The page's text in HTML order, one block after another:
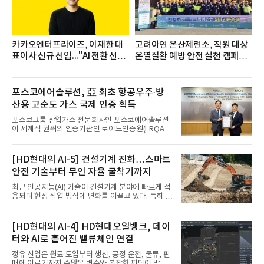
카카오엔터프라이즈, 이재한 대
표이사 신규 선임..."AI 전환 선
고려아연 온산제련소, 직원 대상
온열질환 예방 안전 실천 캠페인
포스코에어솔루션, 亞 최초 항공우주·방
산용 고순도 가스 국제 인증 획득
포스코그룹 산업가스 전문회사인 포스코에어솔루션
이 세계적 권위의 인증기관인 로이드인증원(LRQA)
순도 희귀가스 제조 분야 국제공인 인증인 ‘항공우주·
방산 품질경영시스템(AS9100D)’을 획득했다.포스코
에어솔루션은 6일 서울 포스코센터에서 김대연 포스
코에어솔루션 대표, 이일형 로이드인증원(LRQA) 한
국지사 대표 등이 참석한 가운데 ‘항공우주·방산 품질
경영시스템(AS9100D)’ 인증수여식을 가졌다고 밝혔
다.포스코에어솔루션이 획득한 AS9100D는 국제 품
벌 표준이다. 특히 미세
[HD현대의 AI-5] 건설기계 진화…스마트
안전 기술부터 무인 자율 굴착기까지
최근 인공지능(AI) 기술이 건설기계 분야에 빠르게 적
용되며 현장 작업 방식에 변화를 이끌고 있다. 특히 무
마트 건설 현장 구현을 앞당기고 있다.HD현대사이트
솔루션은 최근 스위스 건설 현장에서 무인 자율 굴착
기를 투입했다. 실제 공사를 진행한 것은 처음으로, 건
설장비 자율화 기술의 새로운 이정표를 제시했다.이
번에 투입된 무인 자율 굴착기는 유럽 대형 건설그룹
키바그(KIBAG)의 스위스 투겐 지역 건설 프로젝트에
[HD현대의 AI-4] HD현대오일뱅크, 데이
터와 AI로 흩어진 밸류체인 연결
정유 산업은 원료 도입부터 생산, 공정 운전, 물류, 판